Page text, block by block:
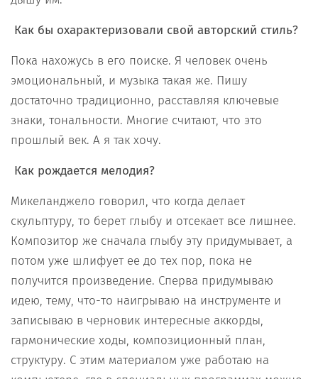
Как бы охарактеризовали свой авторский стиль?
Пока нахожусь в его поиске. Я человек очень
эмоциональный, и музыка такая же. Пишу
достаточно традиционно, расставляя ключевые
знаки, тональности. Многие считают, что это
прошлый век. А я так хочу.
Как рождается мелодия?
Микеланджело говорил, что когда делает
скульптуру, то берет глыбу и отсекает все лишнее.
Композитор же сначала глыбу эту придумывает, а
потом уже шлифует ее до тех пор, пока не
получится произведение. Сперва придумываю
идею, тему, что-то наигрываю на инструменте и
записываю в черновик интересные аккорды,
гармонические ходы, композиционный план,
структуру. С этим материалом уже работаю на